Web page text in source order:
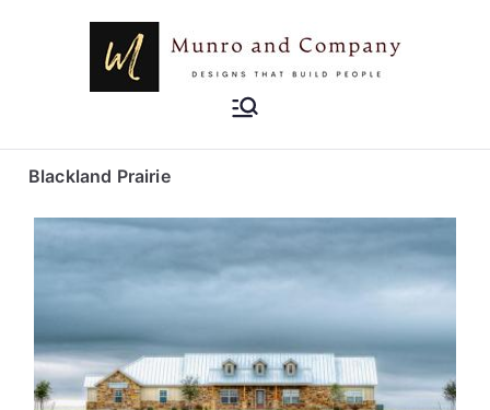
Munro and
Designs that Build People
Blackland Prairie